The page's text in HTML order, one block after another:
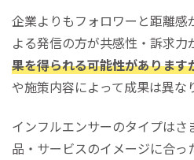
企業よりもフォロワーと距離
よる発信の方が共感性・訴求力
果を得られる可能性があります
や施策内容によって成果は異な
インフルエンサーのタイプは
品・サービスのイメージに合